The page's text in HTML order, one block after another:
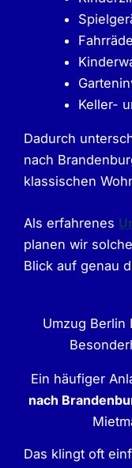
Keller-
Dadurch
nach
klassischen
Als erfahrenes
planen wir
Blick auf genau
Umzug Berlin
Ein häufiger
nach
Das klingt oft